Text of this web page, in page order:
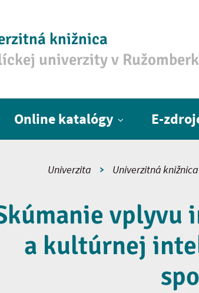
knižnica
univerzity v
Online katalógy E-
Univerzita Univerzitná knižnica
a kultúrnej